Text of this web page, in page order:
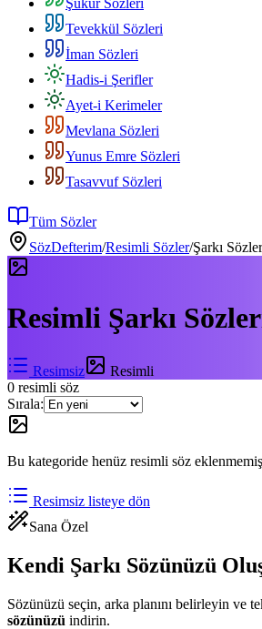
Şükür Sözleri
Tevekkül Sözleri
İman Sözleri
Hadis-i Şerifler
Ayet-i Kerimeler
Mevlana Sözleri
Yunus Emre Sözleri
Tasavvuf Sözleri
Tüm Sözler
SözDefterim/Resimli Sözler/Şarkı
Resimli Şarkı
Resimsiz
Resimli
0 resimli söz
Sırala:
Bu kategoride henüz resimli söz
Resimsiz listeye dön
Sana Özel
Kendi Şarkı Sözünüzü
Sözünüzü seçin, arka planını belirleyin ve
sözünüzü indirin.